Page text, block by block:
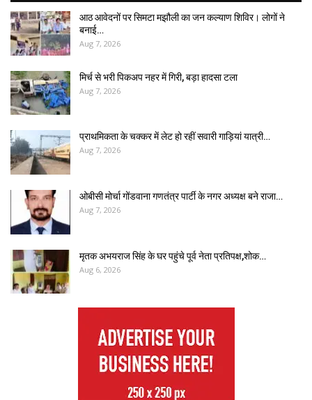
आठ आवेदनों पर सिमटा मझौली का जन कल्याण शिविर। लोगों ने
बनाई…
Aug 7, 2026
मिर्च से भरी पिकअप नहर में गिरी, बड़ा हादसा टला
Aug 7, 2026
प्राथमिकता के चक्कर में लेट हो रहीं सवारी गाड़ियां यात्री…
Aug 7, 2026
ओबीसी मोर्चा गोंडवाना गणतंत्र पार्टी के नगर अध्यक्ष बने राजा…
Aug 7, 2026
मृतक अभयराज सिंह के घर पहुंचे पूर्व नेता प्रतिपक्ष,शोक…
Aug 6, 2026